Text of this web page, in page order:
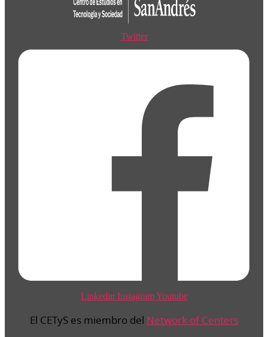
Twitter
Linkedin Instagram Youtube
El CETyS es miembro del Network of Centers